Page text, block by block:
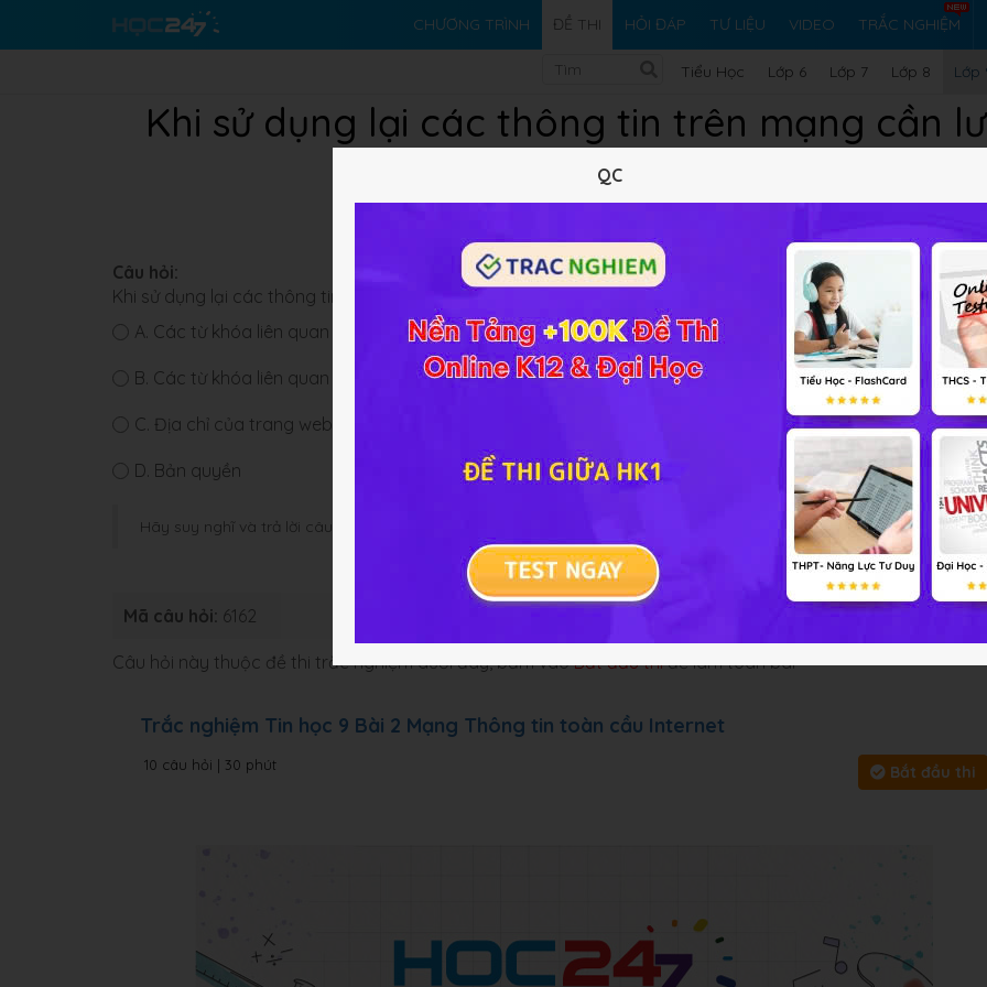
CHƯƠNG TRÌNH ĐỀ THI HỎI ĐÁP TƯ LIỆU VIDEO TRẮC NGHIỆM
Tiểu Học Lớp 6 Lớp 7 Lớp 8 Lớp
Khi sử dụng lại các thông tin trên mạng cần
thông tin đó?
Câu hỏi:
Khi sử dụng lại các thông tin trên mạng cần lưu ý đến vấn đề của thông tin đó?
A. Các từ khóa liên quan đến thông tin cần tìm
B. Các từ khóa liên quan đến trang web
C. Địa chỉ của trang web
D. Bản quyền
Hãy suy nghĩ và trả lời câu hỏi trước khi HOC247 cung cấp đáp án và lời giải
Mã câu hỏi: 6162 Môn
Câu hỏi này thuộc đề thi trắc nghiệm dưới đây, bấm vàoBắt đầu thiđể làm toàn bài
Trắc nghiệm Tin học 9 Bài 2 Mạng Thông tin toàn cầu Internet
10 câu hỏi | 30 phút Bắt đầu thi
QC